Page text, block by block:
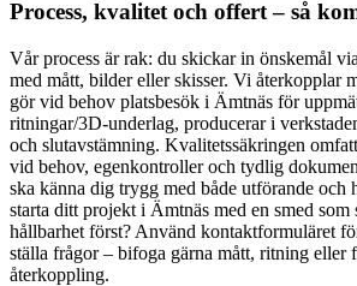
Process, kvalitet och offert – så
Vår process är rak: du skickar in önskemål
med mått, bilder eller skisser. Vi återkopplar
gör vid behov platsbesök i Ämtnäs för
ritningar/3D-underlag, producerar i
och slutavstämning. Kvalitetssäkringen
vid behov, egenkontroller och tydlig
ska känna dig trygg med både utförande och
starta ditt projekt i Ämtnäs med en smed som
hållbarhet först? Använd kontaktformuläret
ställa frågor – bifoga gärna mått, ritning eller
återkoppling.